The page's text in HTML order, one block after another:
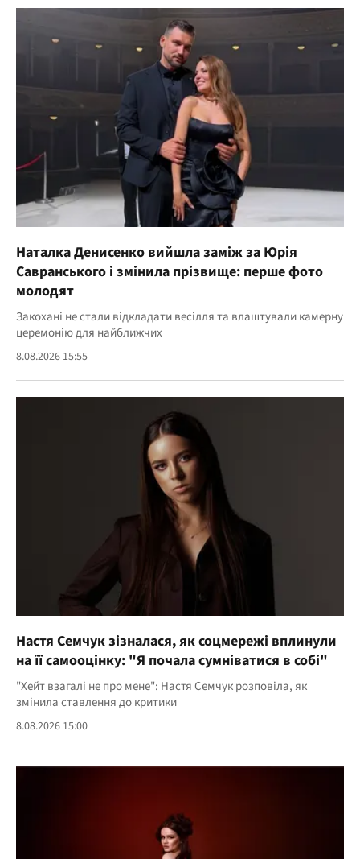
Наталка Денисенко вийшла заміж за Юрія
Савранського і змінила прізвище: перше фото
молодят
Закохані не стали відкладати весілля та влаштували камерну
церемонію для найближчих
8.08.2026 15:55
Настя Семчук зізналася, як соцмережі вплинули
на її самооцінку: "Я почала сумніватися в собі"
"Хейт взагалі не про мене": Настя Семчук розповіла, як
змінила ставлення до критики
8.08.2026 15:00